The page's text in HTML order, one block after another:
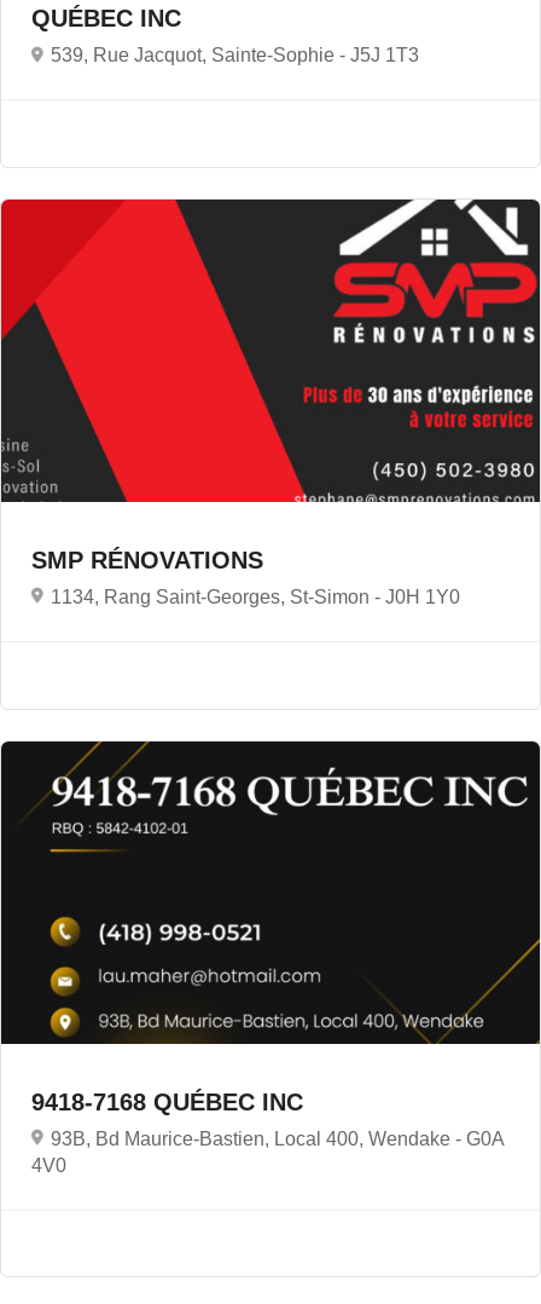
QUÉBEC INC
539, Rue Jacquot, Sainte-Sophie - J5J 1T3
SMP RÉNOVATIONS
1134, Rang Saint-Georges, St-Simon - J0H 1Y0
9418-7168 QUÉBEC INC
93B, Bd Maurice-Bastien, Local 400, Wendake - G0A
4V0